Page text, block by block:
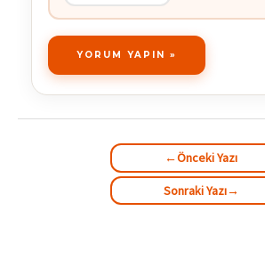
←Önceki Yazı
Sonraki Yazı→